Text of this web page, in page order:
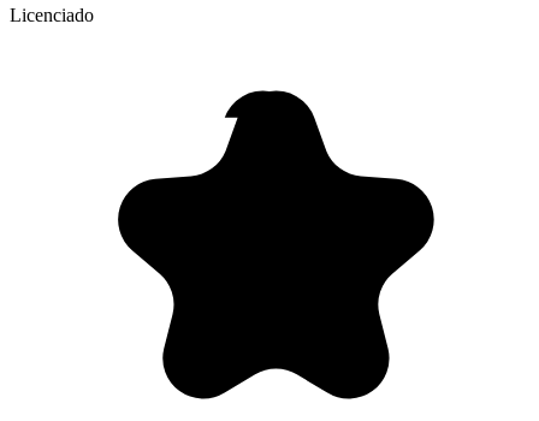
Licenciado